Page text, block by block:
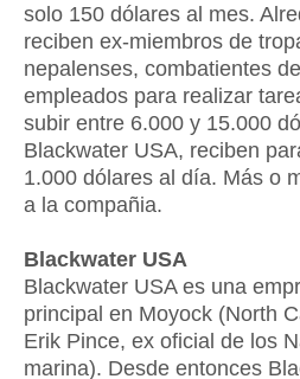
solo 150 dólares al mes.
reciben ex-miembros de
nepalenses, combatientes
empleados para realizar
subir entre 6.000 y 15.000
Blackwater USA, reciben
1.000 dólares al día. Más o
a la compañia.
Blackwater USA
Blackwater USA es una
principal en Moyock (North
Erik Pince, ex oficial de los
marina). Desde entonces